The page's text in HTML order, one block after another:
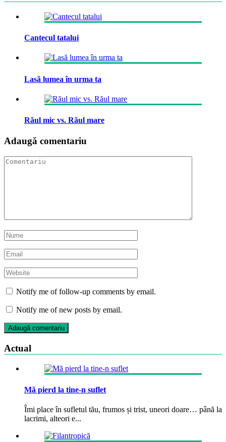
Cantecul tatalui
Lasă lumea în urma ta
Răul mic vs. Răul mare
Adaugă comentariu
Notify me of follow-up comments by email.
Notify me of new posts by email.
Actual
Mă pierd la tine-n suflet
Îmi place în sufletul tău, frumos și trist, uneori doare… până la
lacrimi, alteori e...